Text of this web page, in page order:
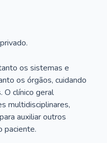
os sistemas e
os órgãos, cuidando
O clínico geral
multidisciplinares,
auxiliar outros
paciente.